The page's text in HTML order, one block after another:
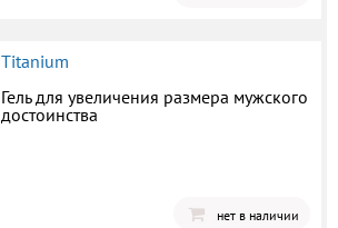
Titanium
Гель для увеличения размера мужского
достоинства
нет в наличии